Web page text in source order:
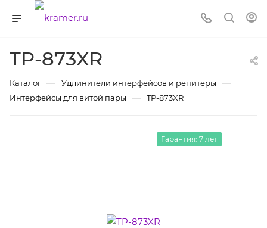
TP-873XR
Каталог — Удлинители интерфейсов и репитеры —
Интерфейсы для витой пары — TP-873XR
Гарантия: 7 лет